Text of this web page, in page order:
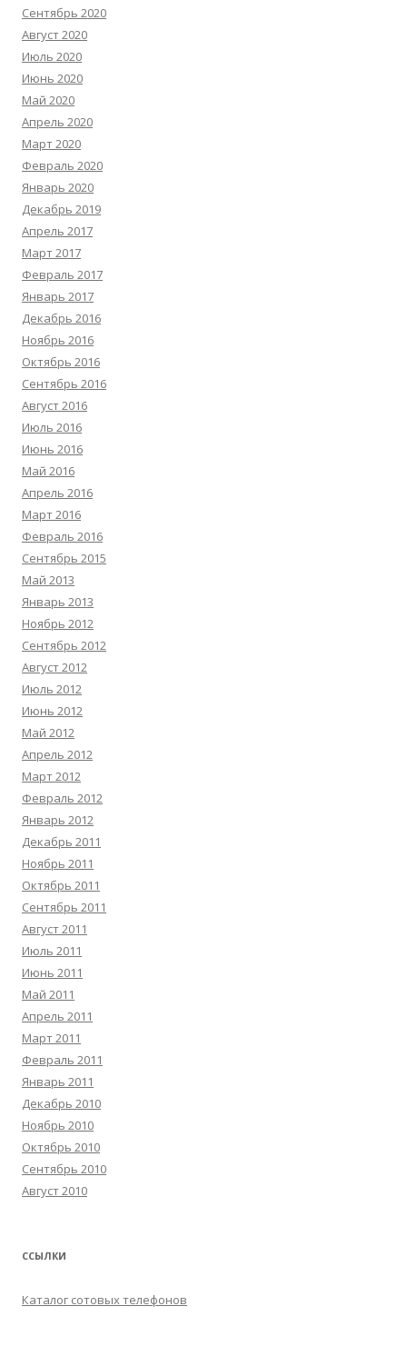
Сентябрь 2020
Август 2020
Июль 2020
Июнь 2020
Май 2020
Апрель 2020
Март 2020
Февраль 2020
Январь 2020
Декабрь 2019
Апрель 2017
Март 2017
Февраль 2017
Январь 2017
Декабрь 2016
Ноябрь 2016
Октябрь 2016
Сентябрь 2016
Август 2016
Июль 2016
Июнь 2016
Май 2016
Апрель 2016
Март 2016
Февраль 2016
Сентябрь 2015
Май 2013
Январь 2013
Ноябрь 2012
Сентябрь 2012
Август 2012
Июль 2012
Июнь 2012
Май 2012
Апрель 2012
Март 2012
Февраль 2012
Январь 2012
Декабрь 2011
Ноябрь 2011
Октябрь 2011
Сентябрь 2011
Август 2011
Июль 2011
Июнь 2011
Май 2011
Апрель 2011
Март 2011
Февраль 2011
Январь 2011
Декабрь 2010
Ноябрь 2010
Октябрь 2010
Сентябрь 2010
Август 2010
ССЫЛКИ
Каталог сотовых телефонов